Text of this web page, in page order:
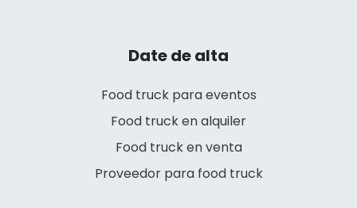
Date de alta
Food truck para eventos
Food truck en alquiler
Food truck en venta
Proveedor para food truck